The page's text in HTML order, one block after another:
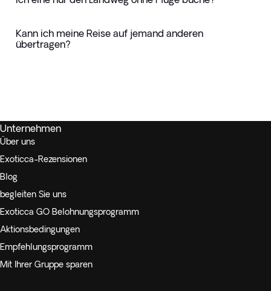
Kann ich meine Reise auf jemand anderen
übertragen?